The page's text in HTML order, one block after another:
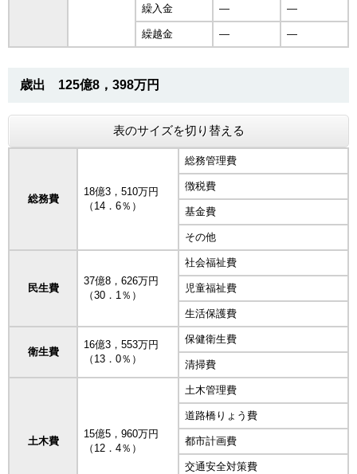
繰入金 ― ―
繰越金 ― ―
歳出 125億8，398万円
表のサイズを切り替える
総務費
18億3，510万円
（14．6％）
総務管理費
徴税費
基金費
その他
民生費
37億8，626万円
（30．1％）
社会福祉費
児童福祉費
生活保護費
衛生費
16億3，553万円
（13．0％）
保健衛生費
清掃費
土木費
15億5，960万円
（12．4％）
土木管理費
道路橋りょう費
都市計画費
交通安全対策費